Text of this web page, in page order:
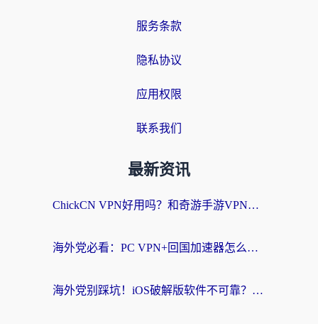
服务条款
隐私协议
应用权限
联系我们
最新资讯
ChickCN VPN好用吗？和奇游手游VPN对比哪个回国效果更好？海外党亲测实用指南
海外党必看：PC VPN+回国加速器怎么选？无缝访问国内资源全攻略
海外党别踩坑！iOS破解版软件不可靠？教你选对回国加速器无缝看国内资源